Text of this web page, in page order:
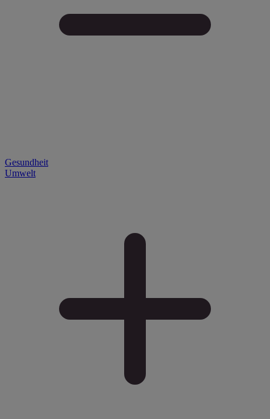
Gesundheit
Umwelt